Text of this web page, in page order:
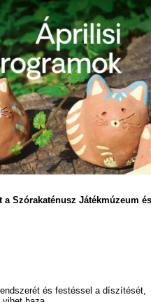
Szórakaténusz Játékmúzeum és
és festéssel a díszítését,